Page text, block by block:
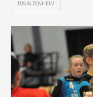
TUS ALTENHEIM